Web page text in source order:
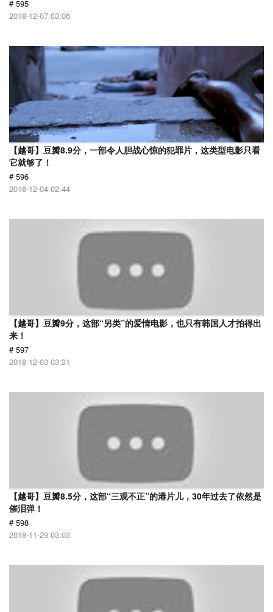
# 595
2018-12-07 03:06
【越哥】豆瓣8.9分，一部令人胆战心惊的犯罪片，这类型电影只看
它就够了！
# 596
2018-12-04 02:44
【越哥】豆瓣9分，这部“另类”的爱情电影，也只有韩国人才拍得出
来！
# 597
2018-12-03 03:31
【越哥】豆瓣8.5分，这部“三观不正”的港片儿，30年过去了依然是
催泪弹！
# 598
2018-11-29 03:03